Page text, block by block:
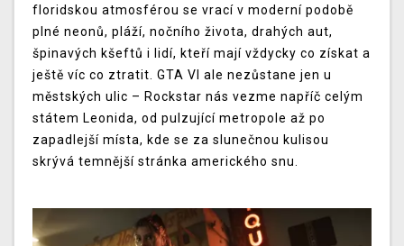
floridskou atmosférou se vrací v moderní podobě
plné neonů, pláží, nočního života, drahých aut,
špinavých kšeftů i lidí, kteří mají vždycky co získat a
ještě víc co ztratit. GTA VI ale nezůstane jen u
městských ulic – Rockstar nás vezme napříč celým
státem Leonida, od pulzující metropole až po
zapadlejší místa, kde se za slunečnou kulisou
skrývá temnější stránka amerického snu.